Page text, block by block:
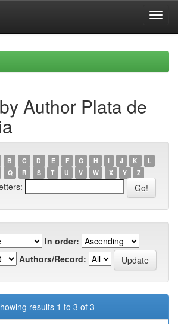
Author Plata de
B C D E F G H I J K
L
Q R S T U V W X Y Z
In order:
Authors/Record:
results 1 to 3 of 3